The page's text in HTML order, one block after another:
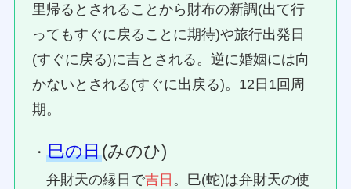
里帰るとされることから財布の新調(出て行
ってもすぐに戻ることに期待)や旅行出発日
(すぐに戻る)に吉とされる。逆に婚姻には向
かないとされる(すぐに出戻る)。12日1回周
期。
・巳の日(みのひ)
弁財天の縁日で吉日 。巳(蛇)は弁財天の使